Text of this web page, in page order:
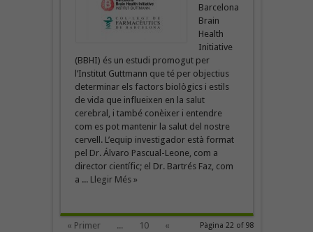
Barcelona
Brain
Health
Initiative
(BBHI) és un estudi promogut per
l’Institut Guttmann que té per objectius
determinar els factors biològics i estils
de vida que influeixen en la salut
cerebral, i també conèixer i entendre
com es pot mantenir la salut del nostre
cervell. L’equip investigador està format
pel Dr. Álvaro Pascual-Leone, com a
director científic; el Dr. Bartrés Faz, com
a ... Llegir Més »
Pàgina 22 of 98
« Primer ... 10
«